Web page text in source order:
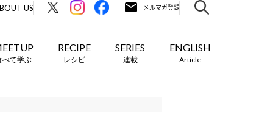
US
べて学ぶ
RECIPE
レシピ
SERIES
連載
ENGLISH
Article